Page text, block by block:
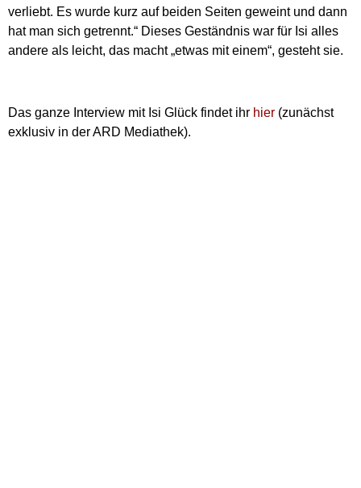
verliebt. Es wurde kurz auf beiden Seiten geweint und dann
hat man sich getrennt.“ Dieses Geständnis war für Isi alles
andere als leicht, das macht „etwas mit einem“, gesteht sie.
Das ganze Interview mit Isi Glück findet ihr hier (zunächst
exklusiv in der ARD Mediathek).